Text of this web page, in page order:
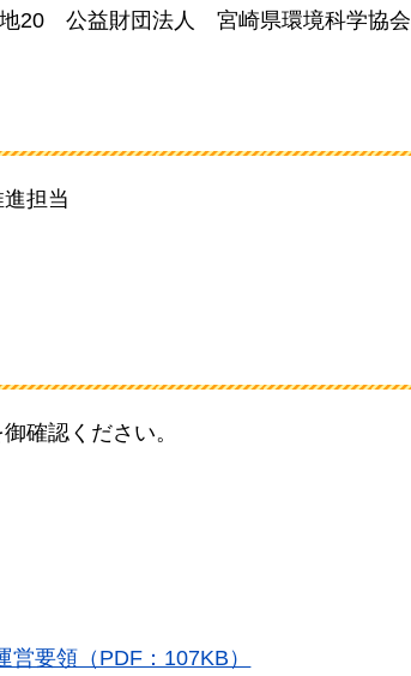
20 公益財団法人 宮崎県環境科学協会
担当
確認ください。
要領（PDF：107KB）